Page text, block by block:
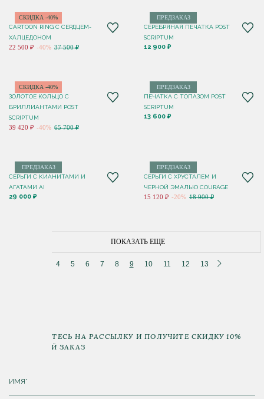
СКИДКА -40%
CARTOON RING С СЕРДЦЕМ-
ХАЛЦЕДОНОМ
22 500 ₽ -40% 37 500 ₽
ПРЕДЗАКАЗ
СЕРЕБРЯНАЯ ПЕЧАТКА POST
SCRIPTUM
12 900 ₽
СКИДКА -40%
ЗОЛОТОЕ КОЛЬЦО С
БРИЛЛИАНТАМИ POST
SCRIPTUM
39 420 ₽ -40% 65 700 ₽
ПРЕДЗАКАЗ
ПЕЧАТКА С ТОПАЗОМ POST
SCRIPTUM
13 600 ₽
ПРЕДЗАКАЗ
СЕРЬГИ С КИАНИТАМИ И
АГАТАМИ AI
29 000 ₽
ПРЕДЗАКАЗ
СЕРЬГИ С ХРУСТАЛЕМ И
ЧЕРНОЙ ЭМАЛЬЮ COURAGE
15 120 ₽ -20% 18 900 ₽
ПОКАЗАТЬ ЕЩЕ
4 5 6 7 8 9 10 11 12 13
ПОДПИШИТЕСЬ НА РАССЫЛКУ И ПОЛУЧИТЕ СКИДКУ 10%
НА ПЕРВЫЙ ЗАКАЗ